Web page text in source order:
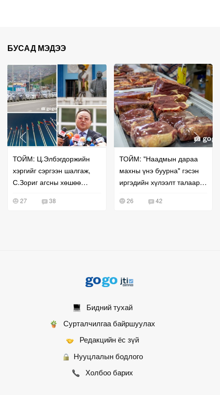
БУСАД МЭДЭЭ
ТОЙМ: Ц.Элбэгдоржийн
хэргийг сэргээн шалгаж,
С.Зориг агсны хөшөө
27 38
ТОЙМ: "Наадмын дараа
махны үнэ буурна" гэсэн
иргэдийн хүлээлт талаар
26 42
Бидний тухай
Сурталчилгаа байршуулах
Редакцийн ёс зүй
Нууцлалын бодлого
Холбоо барих